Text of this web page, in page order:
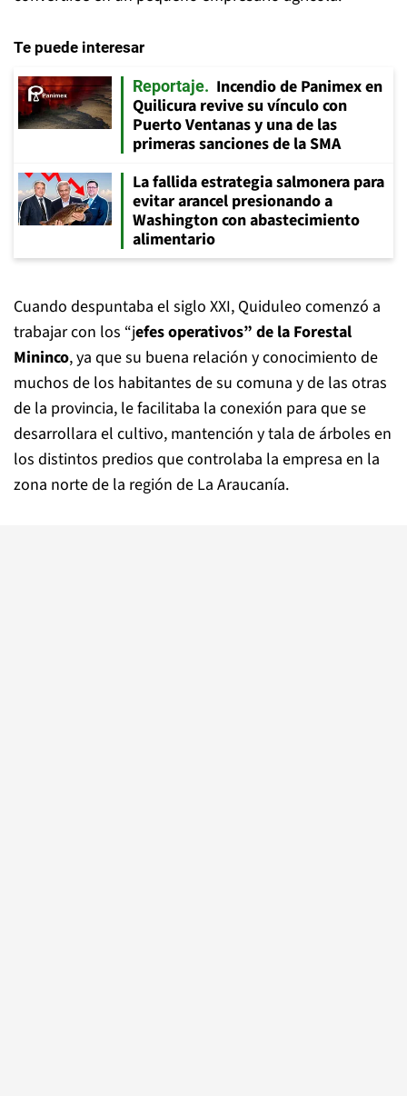
Te puede interesar
Reportaje
Incendio de Panimex en
Quilicura revive su vínculo con
Puerto Ventanas y una de las
primeras sanciones de la SMA
La fallida estrategia salmonera para
evitar arancel presionando a
Washington con abastecimiento
alimentario
Cuando despuntaba el siglo XXI, Quiduleo comenzó a
trabajar con los “jefes operativos” de la Forestal
Mininco, ya que su buena relación y conocimiento de
muchos de los habitantes de su comuna y de las otras
de la provincia, le facilitaba la conexión para que se
desarrollara el cultivo, mantención y tala de árboles en
los distintos predios que controlaba la empresa en la
zona norte de la región de La Araucanía.